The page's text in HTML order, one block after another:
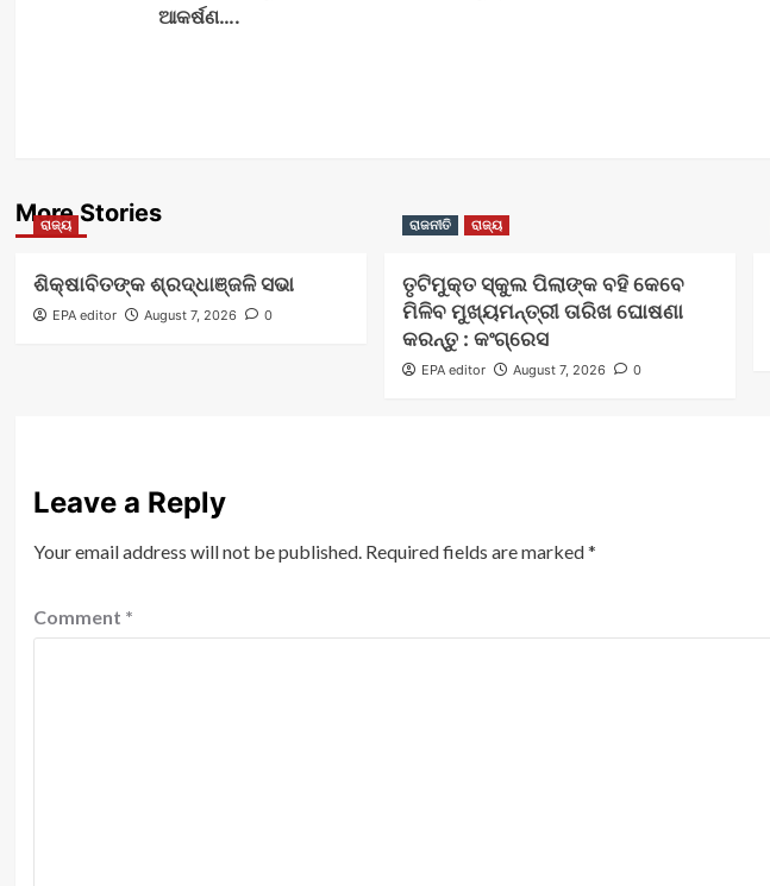
ଆକର୍ଷଣ….
More Stories
ରାଜ୍ୟ
ଶିକ୍ଷାବିତଙ୍କ ଶ୍ରଦ୍ଧାଞ୍ଜଳି ସଭା
EPA editor August 7, 2026 0
ରାଜନୀତି ରାଜ୍ୟ
ତୃଟିମୁକ୍ତ ସ୍କୁଲ ପିଲାଙ୍କ ବହି କେବେ
ମିଳିବ ମୁଖ୍ୟମନ୍ତ୍ରୀ ତାରିଖ ଘୋଷଣା
କରନ୍ତୁ : କଂଗ୍ରେସ
EPA editor August 7, 2026 0
Leave a Reply
Your email address will not be published. Required fields are marked*
Comment *